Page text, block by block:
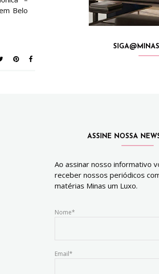
Belo
ASSINE NOSSA
Ao assinar nosso informativo
receber nossos periódicos
matérias Minas um Luxo.
Nome*
Email*